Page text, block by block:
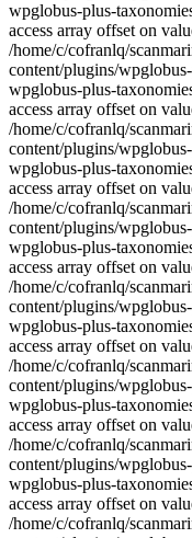
wpglobus-plus-
access array offset on
/home/c/cofranlq/
content/plugins/
wpglobus-plus-
access array offset on
/home/c/cofranlq/
content/plugins/
wpglobus-plus-
access array offset on
/home/c/cofranlq/
content/plugins/
wpglobus-plus-
access array offset on
/home/c/cofranlq/
content/plugins/
wpglobus-plus-
access array offset on
/home/c/cofranlq/
content/plugins/
wpglobus-plus-
access array offset on
/home/c/cofranlq/
content/plugins/
wpglobus-plus-
access array offset on
/home/c/cofranlq/